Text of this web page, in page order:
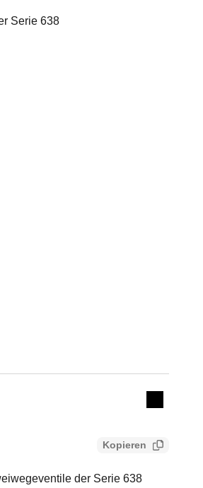
Serie 638
Collapse
Kopieren
der Serie 638